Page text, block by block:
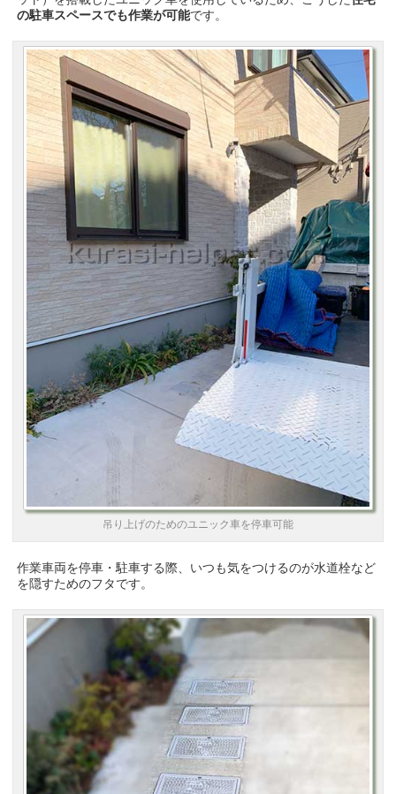
の駐車スペースでも作業が可能です。
吊り上げのためのユニック車を停車可能
作業車両を停車・駐車する際、いつも気をつけるのが水道栓など
を隠すためのフタです。